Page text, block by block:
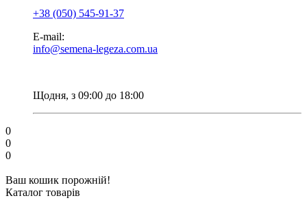
+38 (050) 545-91-37
E-mail:
info@semena-legeza.com.ua
Щодня, з 09:00 до 18:00
0
0
0
Ваш кошик порожній!
Каталог товарів